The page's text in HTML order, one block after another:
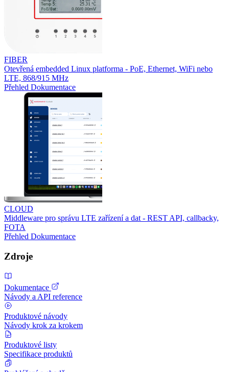
FIBER
Otevřená embedded Linux platforma - PoE, Ethernet, WiFi nebo
LTE, 868/915 MHz
Přehled Dokumentace
CLOUD
Middleware pro správu LTE zařízení a dat - REST API, callbacky,
FOTA
Přehled Dokumentace
Zdroje
Dokumentace
Návody a API reference
Produktové návody
Návody krok za krokem
Produktové listy
Specifikace produktů